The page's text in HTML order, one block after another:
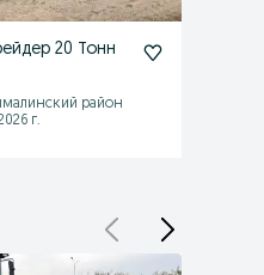
20 Тонн
район
г.